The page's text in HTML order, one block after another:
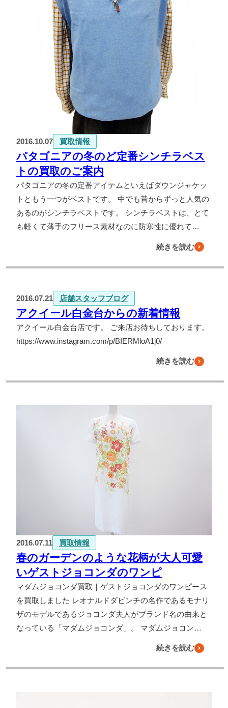
2016.10.07 買取情報
パタゴニアの冬のど定番シンチラベス
トの買取のご案内
パタゴニアの冬の定番アイテムといえばダウンジャケッ
トともう一つがベストです。 中でも昔からずっと人気の
あるのがシンチラベストです。 シンチラベストは、とて
も軽くて薄手のフリース素材なのに防寒性に優れて…
続きを読む
2016.07.21 店舗スタッフブログ
アクイール白金台からの新着情報
アクイール白金台店です。 ご来店お待ちしております。
https://www.instagram.com/p/BIERMloA1j0/
続きを読む
2016.07.11 買取情報
春のガーデンのような花柄が大人可愛
いゲストジョコンダのワンピ
マダムジョコンダ買取｜ゲストジョコンダのワンピース
を買取しました レオナルドダビンチの名作であるモナリ
ザのモデルであるジョコンダ夫人がブランド名の由来と
なっている「マダムジョコンダ」。 マダムジョコン…
続きを読む